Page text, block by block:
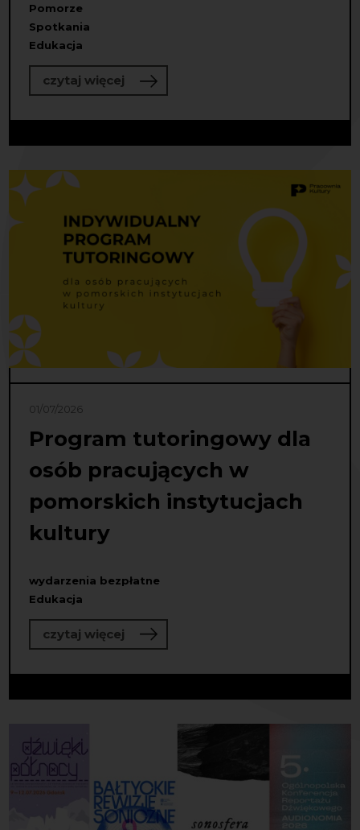
Pomorze
Spotkania
Edukacja
czytaj więcejo Ruszyła Letnia Szkoła Praktyk
01/07/2026
Program tutoringowy dla
osób pracujących w
pomorskich instytucjach
kultury
wydarzenia bezpłatne
Edukacja
czytaj więcejo Program tutoringowy dla osób